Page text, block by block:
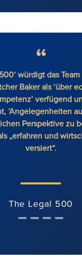
würdigt das
Baker als ‘über
verfügend
’Angelegenheiten
Perspektive zu
„erfahren und
versiert“.
The Legal 500